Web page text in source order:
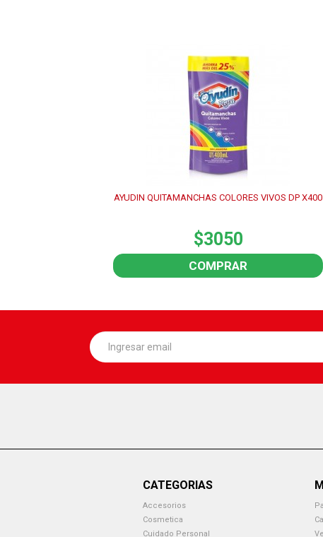
AYUDIN QUITAMANCHAS COLORES VIVOS DP X400
$3050
COMPRAR
CATEGORIAS
Accesorios
Cosmetica
Cuidado Personal